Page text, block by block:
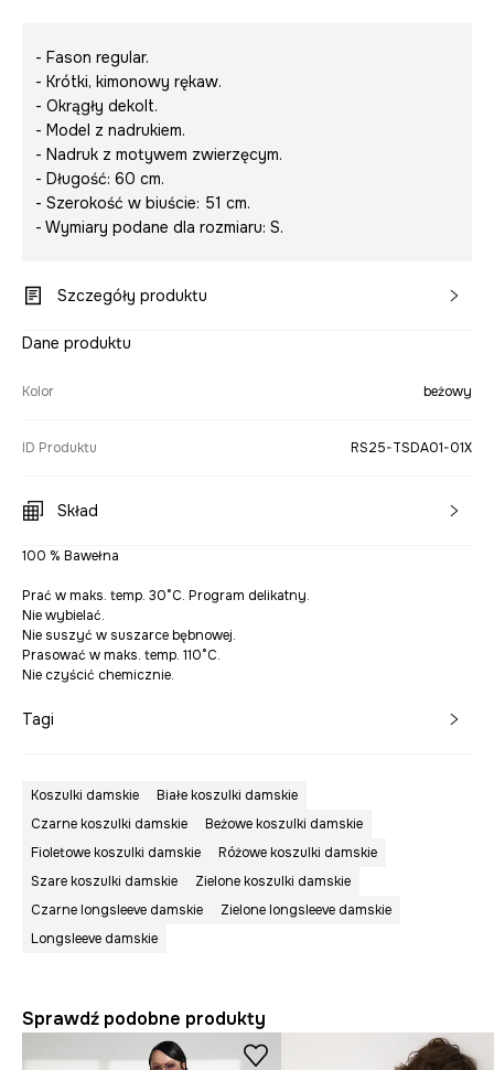
- Fason regular.
- Krótki, kimonowy rękaw.
- Okrągły dekolt.
- Model z nadrukiem.
- Nadruk z motywem zwierzęcym.
- Długość: 60 cm.
- Szerokość w biuście: 51 cm.
- Wymiary podane dla rozmiaru: S.
Szczegóły produktu
Dane produktu
Kolor beżowy
ID Produktu RS25-TSDA01-01X
Skład
100 % Bawełna
Prać w maks. temp. 30°C. Program delikatny.
Nie wybielać.
Nie suszyć w suszarce bębnowej.
Prasować w maks. temp. 110°C.
Nie czyścić chemicznie.
Tagi
Koszulki damskie
Białe koszulki damskie
Czarne koszulki damskie
Beżowe koszulki damskie
Fioletowe koszulki damskie
Różowe koszulki damskie
Szare koszulki damskie
Zielone koszulki damskie
Czarne longsleeve damskie
Zielone longsleeve damskie
Longsleeve damskie
Sprawdź podobne produkty